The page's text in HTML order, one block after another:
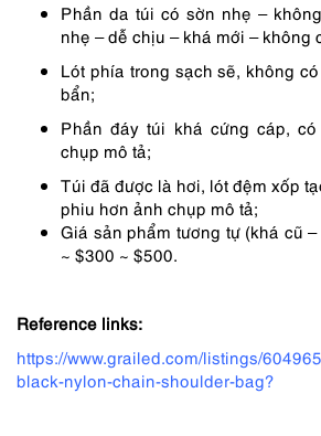
Phần da túi có sờn nhẹ –
nhẹ – dễ chịu – khá mới – không
Lót phía trong sạch sẽ, không
bẩn;
Phần đáy túi khá cứng cáp,
chụp mô tả;
Túi đã được là hơi, lót đệm xốp
phiu hơn ảnh chụp mô tả;
Giá sản phẩm tương tự (khá cũ
~ $300 ~ $500.
Reference links:
https://www.grailed.com/listings/
black-nylon-chain-shoulder-bag?